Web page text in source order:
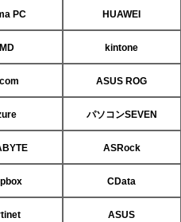
PC HUAWEI
kintone
ASUS ROG
パソコンSEVEN
ASRock
CData
ASUS